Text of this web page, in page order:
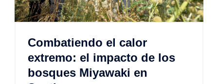
Combatiendo el calor
extremo: el impacto de los
bosques Miyawaki en